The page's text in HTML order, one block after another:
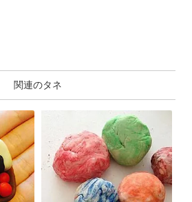
関連のタネ